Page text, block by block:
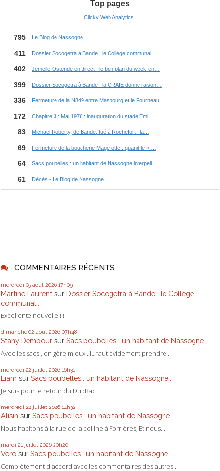
COMMENTAIRES RÉCENTS
mercredi 05 août 2026 17h09
Martine Laurent sur Dossier Socogetra à Bande : le Collège
communal...
Excellente nouvelle !!!
dimanche 02 août 2026 07h48
Stany Dembour sur Sacs poubelles : un habitant de Nassogne...
Avec les sacs , on gère mieux . IL faut évidement prendre...
mercredi 22 juillet 2026 16h31
Liam sur Sacs poubelles : un habitant de Nassogne...
Je suis pour le retour du DuoBac !
mercredi 22 juillet 2026 14h32
Alisin sur Sacs poubelles : un habitant de Nassogne...
Nous habitons à la rue de la colline à Forrières, Et nous...
mardi 21 juillet 2026 20h20
Vero sur Sacs poubelles : un habitant de Nassogne...
Complètement d'accord avec les commentaires des autres...